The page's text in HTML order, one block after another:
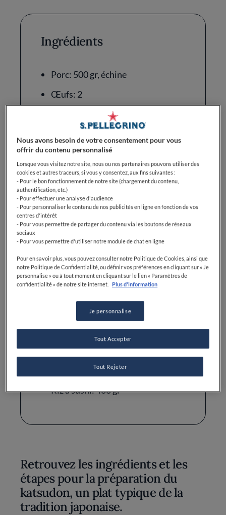
Ingrédients
Porc: 500 gr, échine
Œufs: 2
Chapelure panko: 200 gr
Sel: 2 pincées
Huile de friture: 1 litre
Ciboulette thaï: 2 branches
Oignons: 1
Mirin: 4 cl
Sauce soja: 10 cl
Eau: 6 cl
Dashi: 3 gr
Riz à sushi: 400 gr
Retrouvez les ingrédients et les
étapes pour la préparation du
katsudon, un plat typique de la
tradition japonaise.
Nous avons besoin de votre consentement pour vous
offrir du contenu personnalisé
Lorsque vous visitez notre site, nous ou nos partenaires pouvons utiliser des
cookies et autres traceurs, si vous y consentez, aux fins suivantes :
- Pour le bon fonctionnement de notre site (chargement du contenu,
authentification, etc.)
- Pour effectuer une analyse d'audience
- Pour personnaliser le contenu de nos publicités en ligne en fonction de vos
centres d'intérêt
- Pour vous permettre de partager du contenu via les boutons de réseaux
sociaux
- Pour vous permettre d'utiliser notre module de chat en ligne
Pour en savoir plus, vous pouvez consulter notre Politique de Cookies, ainsi que
notre Politique de Confidentialité, ou définir vos préférences en cliquant sur « Je
personnalise » ou à tout moment en cliquant sur le lien « Paramètres de
confidentialité » de notre site internet.
Plus d'information
Je personnalise
Tout Rejeter
Tout Accepter